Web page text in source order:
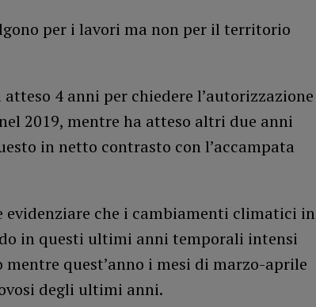
per i lavori ma non per il territorio
atteso 4 anni per chiedere l’autorizzazione
2019, mentre ha atteso altri due anni
in netto contrasto con l’accampata
evidenziare che i cambiamenti climatici in
in questi ultimi anni temporali intensi
quest’anno i mesi di marzo-aprile
degli ultimi anni.